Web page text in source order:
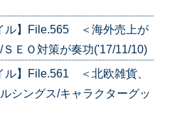
ル】File.565 ＜海外売上が
ＥＯ対策が奏功('17/11/10)
ル】File.561 ＜北欧雑貨、
シングス/キャラクターグッ